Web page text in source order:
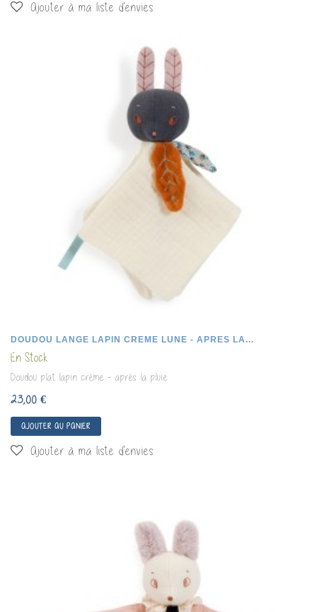
Ajouter à ma liste d'envies
DOUDOU LANGE LAPIN CREME LUNE - APRES LA...
En Stock
Doudou plat lapin crème - après la pluie
23,00 €
AJOUTER AU PANIER
Ajouter à ma liste d'envies